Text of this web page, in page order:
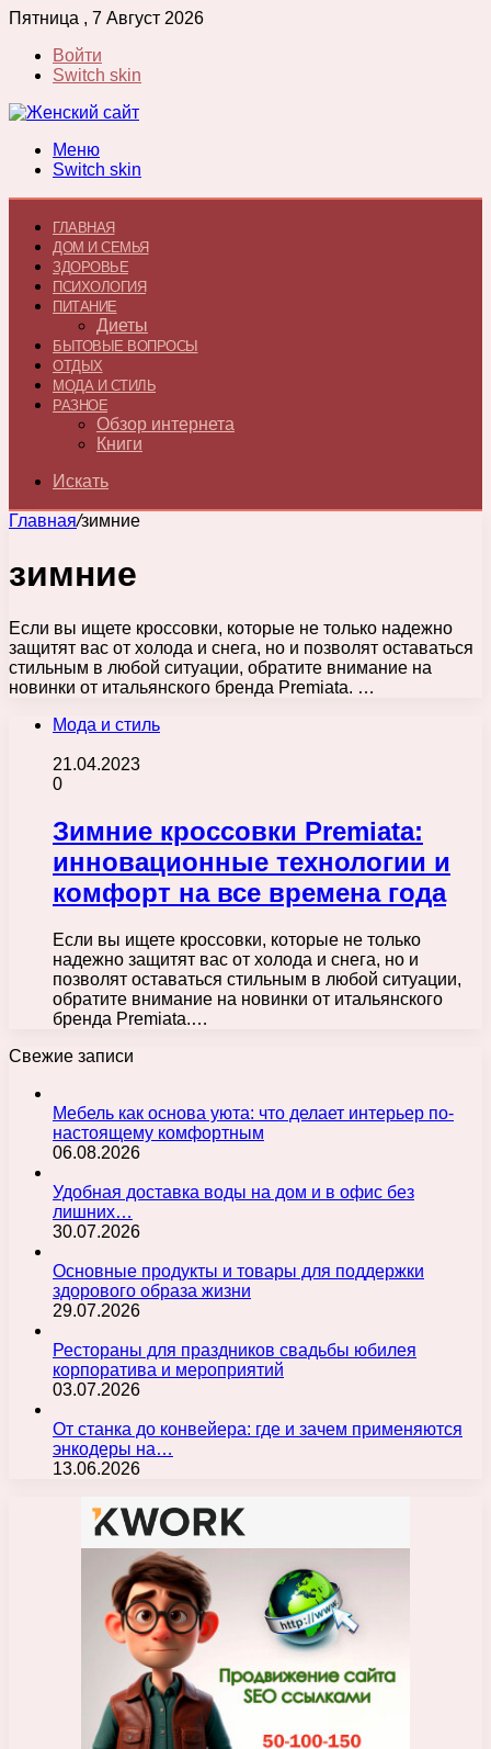
Пятница , 7 Август 2026
Войти
Switch skin
Меню
Switch skin
ГЛАВНАЯ
ДОМ И СЕМЬЯ
ЗДОРОВЬЕ
ПСИХОЛОГИЯ
ПИТАНИЕ
Диеты
БЫТОВЫЕ ВОПРОСЫ
ОТДЫХ
МОДА И СТИЛЬ
РАЗНОЕ
Обзор интернета
Книги
Искать
Главная/зимние
зимние
Если вы ищете кроссовки, которые не только надежно
защитят вас от холода и снега, но и позволят оставаться
стильным в любой ситуации, обратите внимание на
новинки от итальянского бренда Premiata. …
Мода и стиль
21.04.2023
0
Зимние кроссовки Premiata:
инновационные технологии и
комфорт на все времена года
Если вы ищете кроссовки, которые не только
надежно защитят вас от холода и снега, но и
позволят оставаться стильным в любой ситуации,
обратите внимание на новинки от итальянского
бренда Premiata.…
Свежие записи
Мебель как основа уюта: что делает интерьер по-
настоящему комфортным
06.08.2026
Удобная доставка воды на дом и в офис без
лишних…
30.07.2026
Основные продукты и товары для поддержки
здорового образа жизни
29.07.2026
Рестораны для праздников свадьбы юбилея
корпоратива и мероприятий
03.07.2026
От станка до конвейера: где и зачем применяются
энкодеры на…
13.06.2026